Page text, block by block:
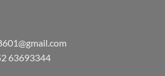
63693344